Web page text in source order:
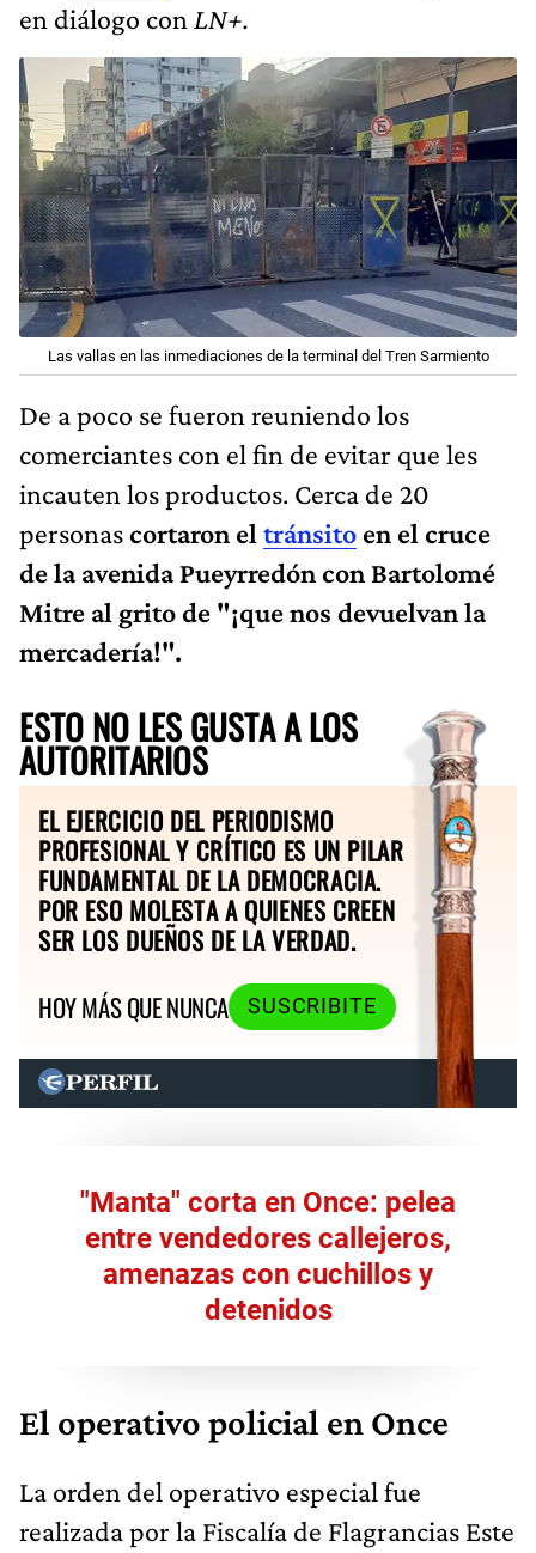
en diálogo con LN+.
Las vallas en las inmediaciones de la terminal del Tren Sarmiento
De a poco se fueron reuniendo los
comerciantes con el fin de evitar que les
incauten los productos. Cerca de 20
personascortaron el tránsito en el cruce
de la avenida Pueyrredón con Bartolomé
Mitre al grito de "¡que nos devuelvan la
mercadería!".
ESTO NO LES GUSTA A LOS
AUTORITARIOS
EL EJERCICIO DEL PERIODISMO
PROFESIONAL Y CRÍTICO ES UN PILAR
FUNDAMENTAL DE LA DEMOCRACIA.
POR ESO MOLESTA A QUIENES CREEN
SER LOS DUEÑOS DE LA VERDAD.
HOY MÁS QUE NUNCA
SUSCRIBITE
"Manta" corta en Once: pelea
entre vendedores callejeros,
amenazas con cuchillos y
detenidos
El operativo policial en Once
La orden del operativo especial fue
realizada por la Fiscalía de Flagrancias Este